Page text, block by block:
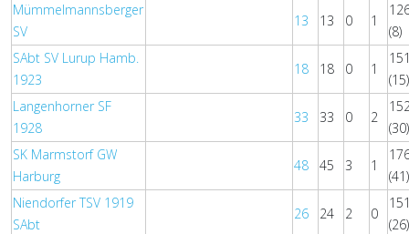
Mümmelmannsberger
SV
13 13 0 1
(8)
SAbt SV Lurup Hamb.
1923
18 18 0 1
(15)
Langenhorner SF
1928
33 33 0 2
(30)
SK Marmstorf GW
Harburg
48 45 3 1
(41)
Niendorfer TSV 1919
SAbt
26 24 2 0
(26)